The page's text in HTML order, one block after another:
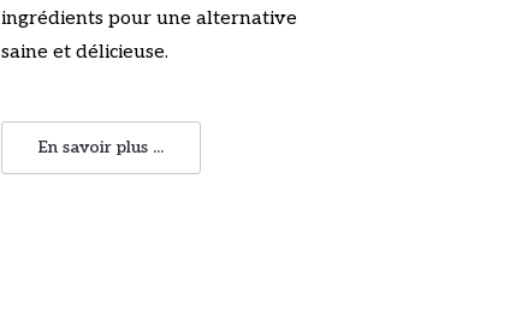
ingrédients pour une alternative
saine et délicieuse.
En savoir plus ...